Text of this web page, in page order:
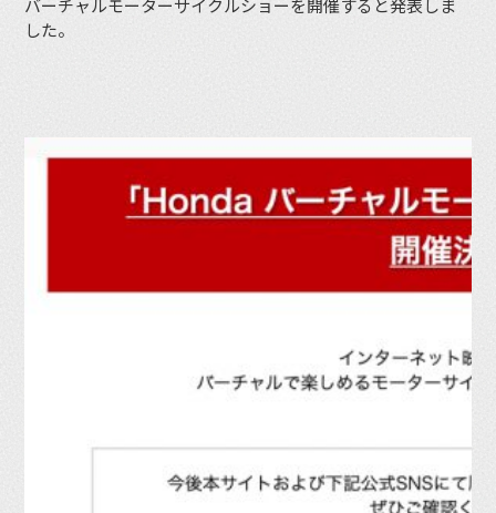
バーチャルモーターサイクルショーを開催すると発表しま
した。